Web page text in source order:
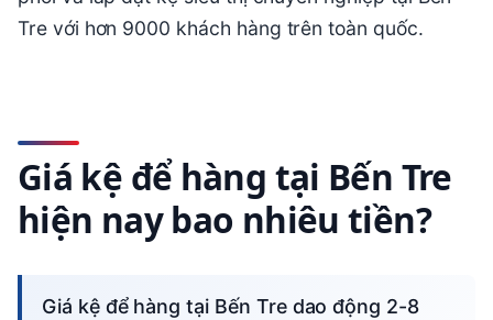
Tre với hơn 9000 khách hàng trên toàn quốc.
Giá kệ để hàng tại Bến Tre
hiện nay bao nhiêu tiền?
Giá kệ để hàng tại Bến Tre dao động 2-8